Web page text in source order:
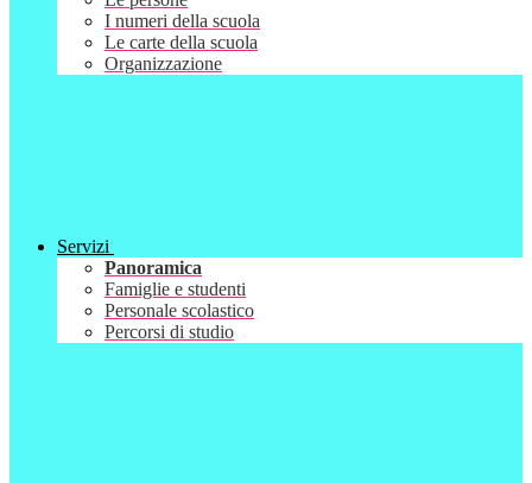
I numeri della scuola
Le carte della scuola
Organizzazione
Servizi
Panoramica
Famiglie e studenti
Personale scolastico
Percorsi di studio